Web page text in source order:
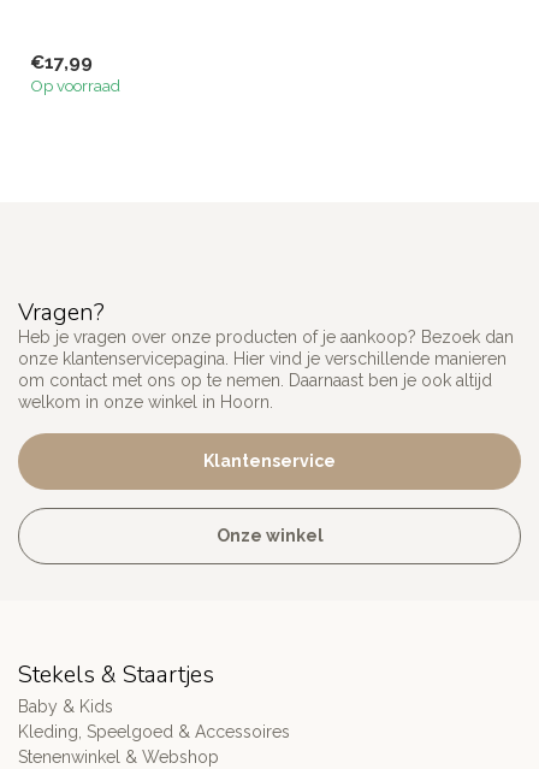
€17,99
Op voorraad
Vragen?
Heb je vragen over onze producten of je aankoop? Bezoek dan
onze klantenservicepagina. Hier vind je verschillende manieren
om contact met ons op te nemen. Daarnaast ben je ook altijd
welkom in onze winkel in Hoorn.
Klantenservice
Onze winkel
Stekels & Staartjes
Baby & Kids
Kleding, Speelgoed & Accessoires
Stenenwinkel & Webshop